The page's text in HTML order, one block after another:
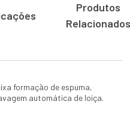
Produtos
Relacionados
formação de espuma,
automática de loiça.